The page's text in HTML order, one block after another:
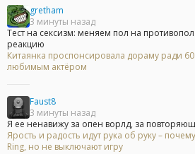
gretham
3 минуты назад
Тест на сексизм: меняем пол на
реакцию
Китаянка проспонсировала дораму ради
любимым актёром
Faust8
3 минуты назад
Я ее ненавижу за опен ворлд, за
Ярость и радость идут рука об руку –
Ring, но не выключают игру